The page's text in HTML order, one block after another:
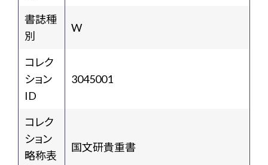
書誌種
別
W
コレク
ション
ID
3045001
コレク
ション
略称表
国文研貴重書